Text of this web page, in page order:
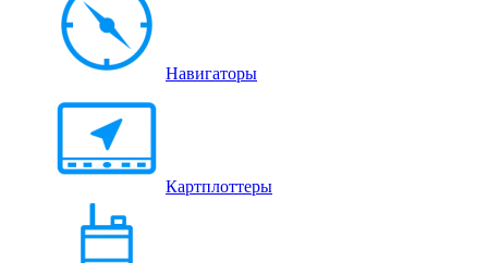
Навигаторы
Картплоттеры